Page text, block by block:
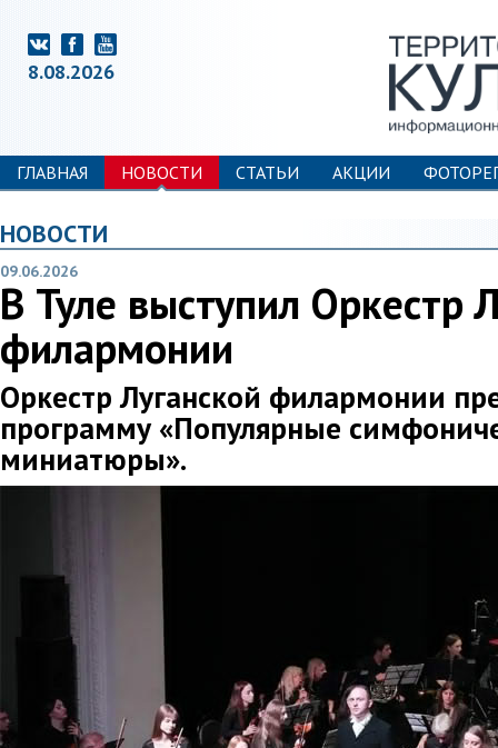
8.08.2026
ГЛАВНАЯ НОВОСТИ СТАТЬИ АКЦИИ
НОВОСТИ
09.06.2026
В Туле выступил Оркестр
филармонии
Оркестр Луганской филармонии
программу «Популярные
миниатюры».